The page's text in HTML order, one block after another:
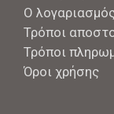
Ο
Τρόποι
Τρόποι
Όροι χρήσης